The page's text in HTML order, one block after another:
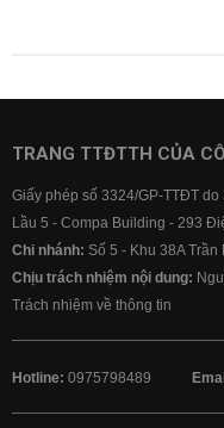
TRANG TTĐTTH CỦA
Giấy phép số 3324/GP-TTĐT
Lầu 5 - Compa Building - 293
Chi nhánh: Số 5 - Khu 38A
Chịu trách nhiệm nội dung:
Trách nhiệm về thông tin
Hotline: 0975798489